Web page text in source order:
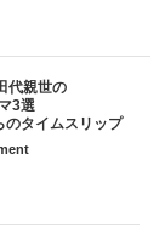
代親世の
3選
タイムスリップ